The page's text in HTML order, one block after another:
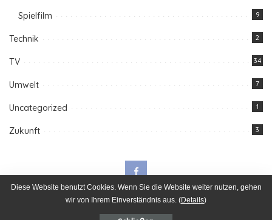
Spielfilm 9
Technik 2
TV 34
Umwelt 7
Uncategorized 1
Zukunft 3
Diese Website benutzt Cookies. Wenn Sie die Website weiter nutzen, gehen
wir von Ihrem Einverständnis aus. (Details)